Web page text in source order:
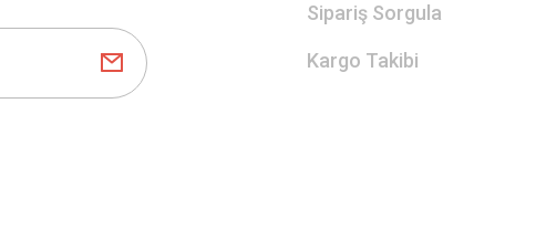
Sipariş Sorgula
Kargo Takibi